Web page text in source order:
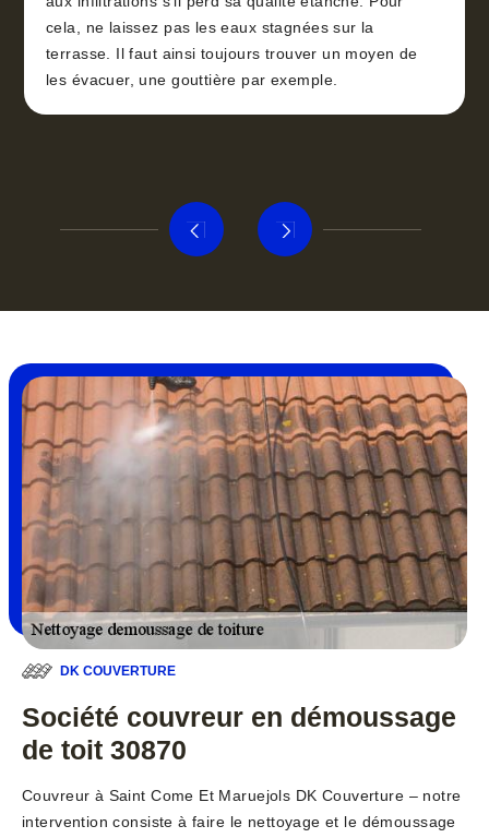
cela, ne laissez pas les eaux stagnées sur la
terrasse. Il faut ainsi toujours trouver un moyen de
les évacuer, une gouttière par exemple.
DK COUVERTURE
Société couvreur en démoussage
de toit 30870
Couvreur à Saint Come Et Maruejols DK Couverture – notre
intervention consiste à faire le nettoyage et le démoussage